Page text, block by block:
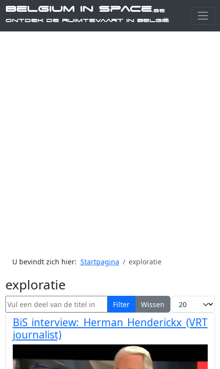
Belgium in Space.be
Ontdek de ruimtevaart in België
U bevindt zich hier: Startpagina exploratie
exploratie
Vul een deel van de titel in Filter Wissen Toon #
BiS interview: Herman Henderickx (VRT
journalist)